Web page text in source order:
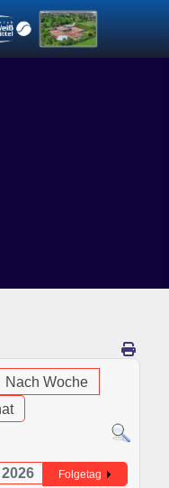
Nach Woche
Folgetag